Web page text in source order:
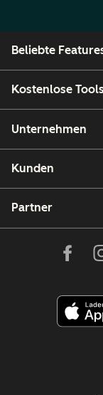
Beliebte
Kostenlose Tools
Unternehmen
Kunden
Partner